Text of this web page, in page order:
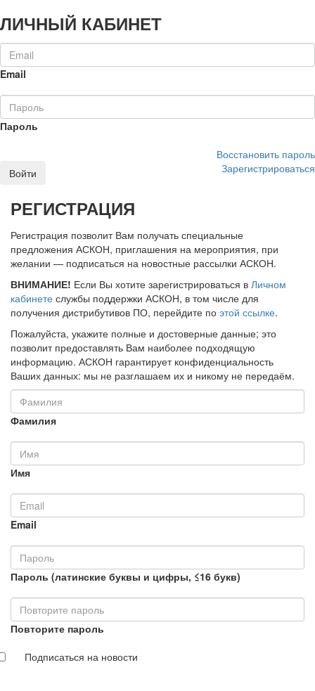
ЛИЧНЫЙ КАБИНЕТ
Email
Пароль
Восстановить пароль
Войти
Зарегистрироваться
РЕГИСТРАЦИЯ
Регистрация позволит Вам получать специальные
предложения АСКОН, приглашения на мероприятия, при
желании — подписаться на новостные рассылки АСКОН.
ВНИМАНИЕ! Если Вы хотите зарегистрироваться в Личном
кабинете службы поддержки АСКОН, в том числе для
получения дистрибутивов ПО, перейдите по этой ссылке.
Пожалуйста, укажите полные и достоверные данные; это
позволит предоставлять Вам наиболее подходящую
информацию. АСКОН гарантирует конфиденциальность
Ваших данных: мы не разглашаем их и никому не передаём.
Фамилия
Имя
Email
Пароль (латинские буквы и цифры, ≤16 букв)
Повторите пароль
Подписаться на новости